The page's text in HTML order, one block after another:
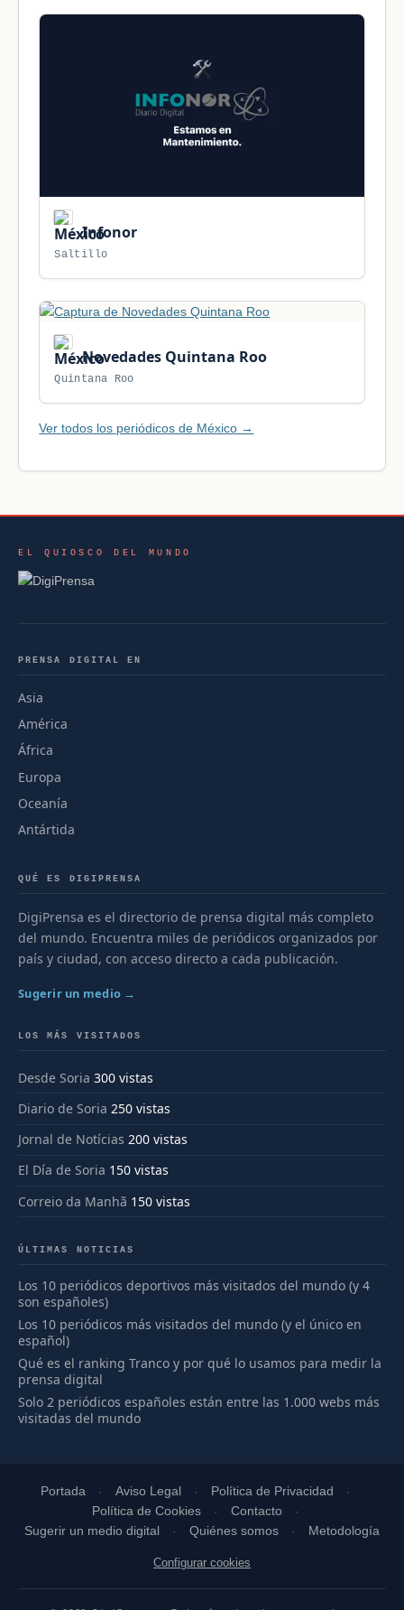
Infonor
Saltillo
Novedades Quintana Roo
Quintana Roo
Ver todos los periódicos de México →
EL QUIOSCO DEL MUNDO
PRENSA DIGITAL EN
Asia
América
África
Europa
Oceanía
Antártida
QUÉ ES DIGIPRENSA
DigiPrensa es el directorio de prensa digital más completo
del mundo. Encuentra miles de periódicos organizados por
país y ciudad, con acceso directo a cada publicación.
Sugerir un medio →
LOS MÁS VISITADOS
Desde Soria 300 vistas
Diario de Soria 250 vistas
Jornal de Notícias 200 vistas
El Día de Soria 150 vistas
Correio da Manhã 150 vistas
ÚLTIMAS NOTICIAS
Los 10 periódicos deportivos más visitados del mundo (y 4
son españoles)
Los 10 periódicos más visitados del mundo (y el único en
español)
Qué es el ranking Tranco y por qué lo usamos para medir la
prensa digital
Solo 2 periódicos españoles están entre las 1.000 webs más
visitadas del mundo
Portada Aviso Legal
Política de Privacidad
Política de Cookies
Contacto
Sugerir un medio digital
Quiénes somos Metodología
Configurar cookies